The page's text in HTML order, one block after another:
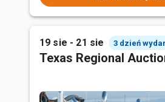
19 sie - 21 sie 3 dzień
Texas Regional